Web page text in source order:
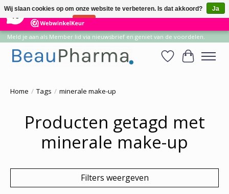
14 Reviews ×
Meld je aan als Member lid via nieuwsbrief en geniet van de voordelen.
Verlanglijst
Home / Tags / minerale make-up
Producten getagd met
minerale make-up
Filters weergeven
Wij slaan cookies op om onze website te verbeteren. Is dat akkoord?
Ja
Nee